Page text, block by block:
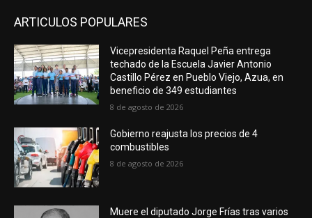
ARTICULOS POPULARES
Vicepresidenta Raquel Peña entrega
techado de la Escuela Javier Antonio
Castillo Pérez en Pueblo Viejo, Azua, en
beneficio de 349 estudiantes
8 de agosto de 2026
Gobierno reajusta los precios de 4
combustibles
8 de agosto de 2026
Muere el diputado Jorge Frías tras varios